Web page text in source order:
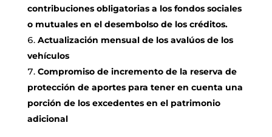
contribuciones obligatorias a los fondos sociales
o mutuales en el desembolso de los créditos.
Actualización mensual de los avalúos de los
vehículos
Compromiso de incremento de la reserva de
protección de aportes para tener en cuenta una
porción de los excedentes en el patrimonio
adicional